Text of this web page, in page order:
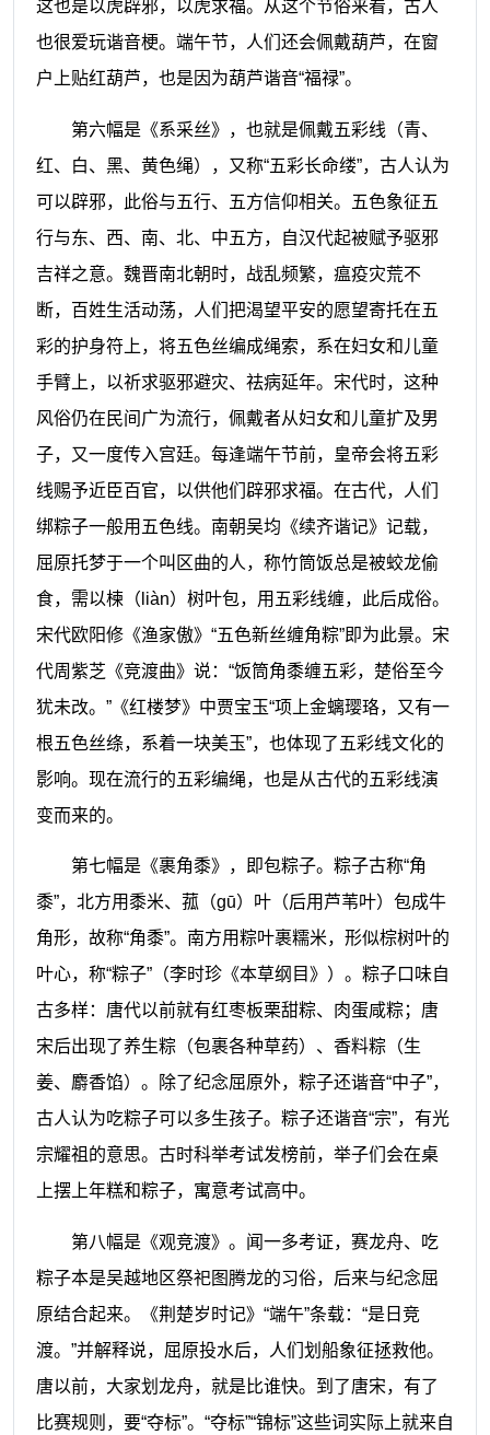
这也是以虎辟邪，以虎求福。从这个节俗来看，古人
也很爱玩谐音梗。端午节，人们还会佩戴葫芦，在窗
户上贴红葫芦，也是因为葫芦谐音“福禄”。
第六幅是《系采丝》，也就是佩戴五彩线（青、
红、白、黑、黄色绳），又称“五彩长命缕”，古人认为
可以辟邪，此俗与五行、五方信仰相关。五色象征五
行与东、西、南、北、中五方，自汉代起被赋予驱邪
吉祥之意。魏晋南北朝时，战乱频繁，瘟疫灾荒不
断，百姓生活动荡，人们把渴望平安的愿望寄托在五
彩的护身符上，将五色丝编成绳索，系在妇女和儿童
手臂上，以祈求驱邪避灾、祛病延年。宋代时，这种
风俗仍在民间广为流行，佩戴者从妇女和儿童扩及男
子，又一度传入宫廷。每逢端午节前，皇帝会将五彩
线赐予近臣百官，以供他们辟邪求福。在古代，人们
绑粽子一般用五色线。南朝吴均《续齐谐记》记载，
屈原托梦于一个叫区曲的人，称竹筒饭总是被蛟龙偷
食，需以楝（liàn）树叶包，用五彩线缠，此后成俗。
宋代欧阳修《渔家傲》“五色新丝缠角粽”即为此景。宋
代周紫芝《竞渡曲》说：“饭筒角黍缠五彩，楚俗至今
犹未改。”《红楼梦》中贾宝玉“项上金螭璎珞，又有一
根五色丝绦，系着一块美玉”，也体现了五彩线文化的
影响。现在流行的五彩编绳，也是从古代的五彩线演
变而来的。
第七幅是《裹角黍》，即包粽子。粽子古称“角
黍”，北方用黍米、菰（gū）叶（后用芦苇叶）包成牛
角形，故称“角黍”。南方用粽叶裹糯米，形似棕树叶的
叶心，称“粽子”（李时珍《本草纲目》）。粽子口味自
古多样：唐代以前就有红枣板栗甜粽、肉蛋咸粽；唐
宋后出现了养生粽（包裹各种草药）、香料粽（生
姜、麝香馅）。除了纪念屈原外，粽子还谐音“中子”，
古人认为吃粽子可以多生孩子。粽子还谐音“宗”，有光
宗耀祖的意思。古时科举考试发榜前，举子们会在桌
上摆上年糕和粽子，寓意考试高中。
第八幅是《观竞渡》。闻一多考证，赛龙舟、吃
粽子本是吴越地区祭祀图腾龙的习俗，后来与纪念屈
原结合起来。《荆楚岁时记》“端午”条载：“是日竞
渡。”并解释说，屈原投水后，人们划船象征拯救他。
唐以前，大家划龙舟，就是比谁快。到了唐宋，有了
比赛规则，要“夺标”。“夺标”“锦标”这些词实际上就来自